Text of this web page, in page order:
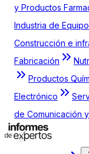
y Productos
Industria de
Construcción e
Fabricación
Productos
Electrónico
de Comunicación